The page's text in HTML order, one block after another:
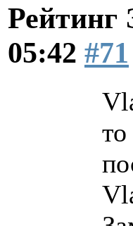
Рейтинг
05:42 #71